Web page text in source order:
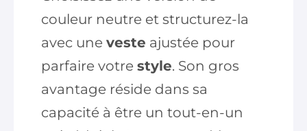
couleur neutre et structurez-la
avec une veste ajustée pour
parfaire votre style. Son gros
avantage réside dans sa
capacité à être un tout-en-un